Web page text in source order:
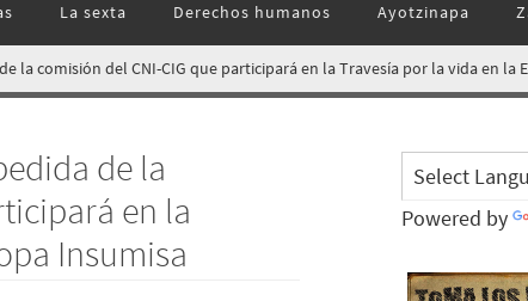
La sexta Derechos humanos Ayotzinapa
la comisión del CNI-CIG que participará en la Travesía por la vida en la
de la
en la
Insumisa
Powered by